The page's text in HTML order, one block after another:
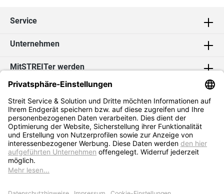
Service
Unternehmen
MitSTREITer werden
Kontakt
Social Media